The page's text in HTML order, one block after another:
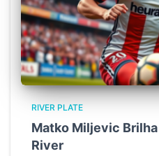
RIVER PLATE
Matko Miljevic Brilha
River